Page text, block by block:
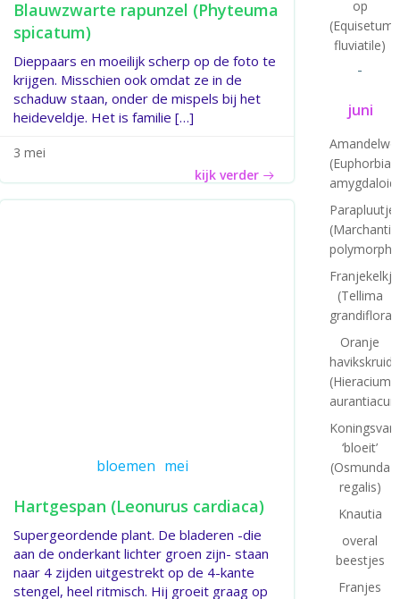
Blauwzwarte rapunzel (Phyteuma
spicatum)
Dieppaars en moeilijk scherp op de foto te
krijgen. Misschien ook omdat ze in de
schaduw staan, onder de mispels bij het
heideveldje. Het is familie […]
3 mei
kijk verder
bloemen mei
Hartgespan (Leonurus cardiaca)
Supergeordende plant. De bladeren -die
aan de onderkant lichter groen zijn- staan
naar 4 zijden uitgestrekt op de 4-kante
stengel, heel ritmisch. Hij groeit graag op
op
(Equisetum
fluviatile)
-
juni
(Euphorbia
(Marchantia
(Tellima
grandiflora)
Oranje
havikskruid
(Hieracium
‘bloeit’
(Osmunda
regalis)
Knautia
overal
beestjes
Franjes